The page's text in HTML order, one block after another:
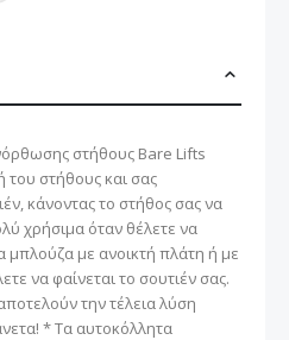
στήθους Bare Lifts
στήθους και σας
κάνοντας το στήθος σας να
χρήσιμα όταν θέλετε να
μπλούζα με ανοικτή πλάτη ή με
να φαίνεται το σουτιέν σας.
την τέλεια λύση
* Τα αυτοκόλλητα